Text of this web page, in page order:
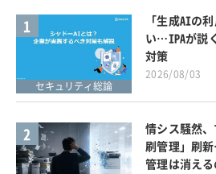
1
セキュリティ総論
「生成AIの
い…IPAが説
対策
2026/08/03
2
情シス騒然
刷管理」刷
管理は消え